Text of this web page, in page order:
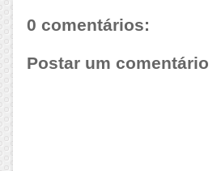
0 comentários:
Postar um comentário